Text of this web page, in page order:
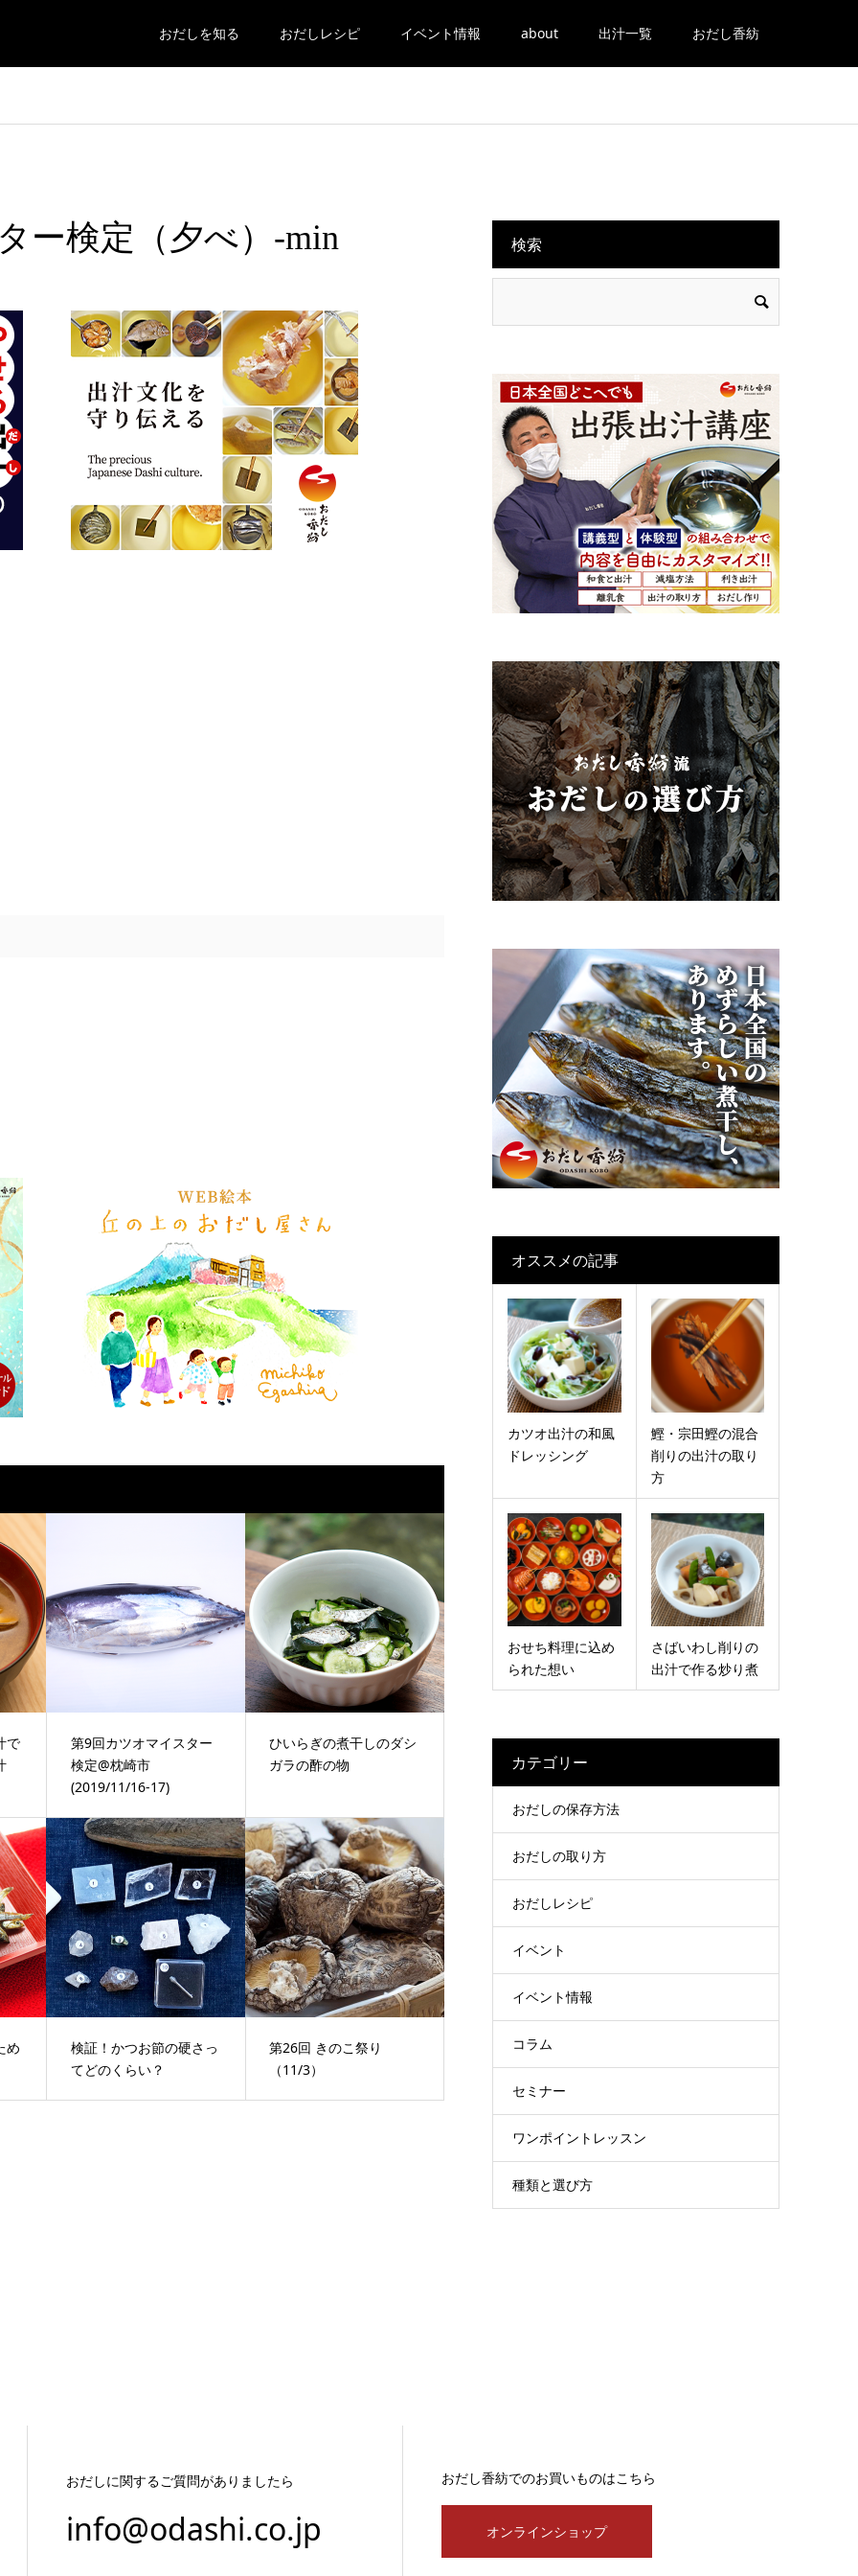
おだしを知る おだしレシピ イベント情報 about 出汁一覧 おだし香紡
ー検定（夕べ）-min
で
第9回カツオマイスター
検定@枕崎市
(2019/11/16-17)
ひいらぎの煮干しのダシ
ガラの酢の物
め
検証！かつお節の硬さっ
てどのくらい？
第26回 きのこ祭り
（11/3）
検索
オススメの記事
カツオ出汁の和風
ドレッシング
鰹・宗田鰹の混合
削りの出汁の取り
方
おせち料理に込め
られた想い
さばいわし削りの
出汁で作る炒り煮
カテゴリー
おだしの保存方法
おだしの取り方
おだしレシピ
イベント
イベント情報
コラム
セミナー
ワンポイントレッスン
種類と選び方
おだしに関するご質問がありましたら
info@odashi.co.jp
おだし香紡でのお買いものはこちら
オンラインショップ